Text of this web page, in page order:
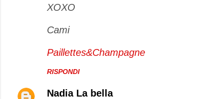
XOXO
Cami
Paillettes&Champagne
RISPONDI
Nadia La bella